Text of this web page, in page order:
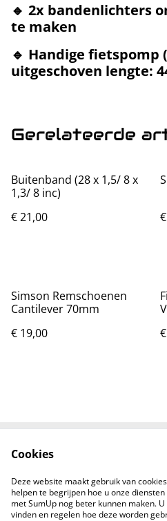
🔹 2x bandenlichters
te maken
🔹 Handige fietspomp
uitgeschoven lengte:
Gerelateerde
Buitenband (28 x 1,5/ 8 x
1,3/ 8 inc)
€ 21,00
Simson Remschoenen
Cantilever 70mm
€ 19,00
Cookiebeleid
Cookies
Deze website maakt gebruik van
helpen te begrijpen hoe u onze
met SumUp nog beter kunnen maken.
vinden en regelen hoe deze worden